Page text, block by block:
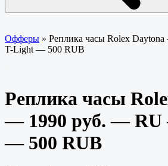
Офферы » Реплика часы Rolex
T-Light — 500 RUB
Реплика часы
— 1990 руб. —
— 500 RUB